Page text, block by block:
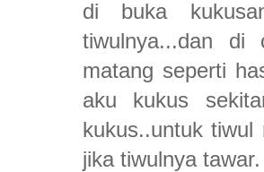
di buka
tiwulnya...dan di
matang seperti
aku kukus
kukus..untuk
jika tiwulnya tawar.